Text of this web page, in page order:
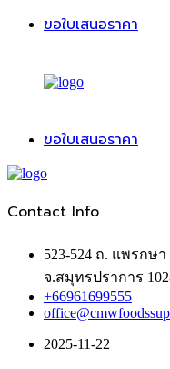
ขอใบเสนอราคา
ขอใบเสนอราคา
Contact Info
523-524 ถ. แพรกษ
จ.สมุทรปราการ
+66961699555
2025-11-22